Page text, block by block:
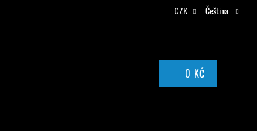
CZK Čeština
NÁKUPNÍ
0 KČ